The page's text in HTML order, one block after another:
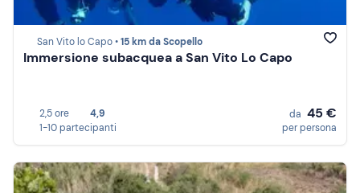
San Vito lo Capo •15 km da Scopello
Immersione subacquea a San Vito Lo Capo
2,5 ore
4,9
1-10 partecipanti
da 45 €
per persona